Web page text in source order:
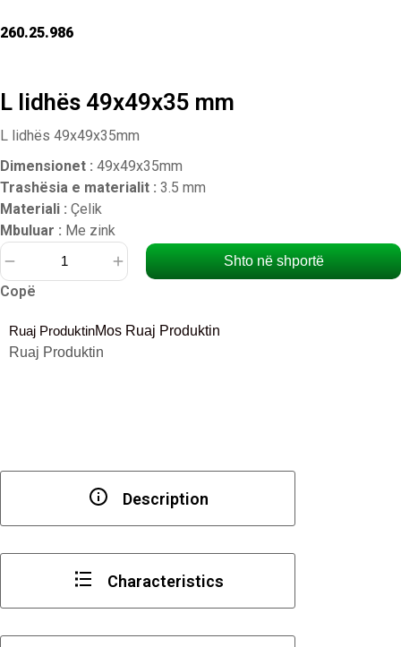
260.25.986
L lidhës 49x49x35 mm
L lidhës 49x49x35mm
Dimensionet : 49x49x35mm
Trashësia e materialit : 3.5 mm
Materiali : Çelik
Mbuluar : Me zink
L
49x49x35
mm
Shto në shportë
Copë
Ruaj ProduktinMos Ruaj Produktin
Ruaj Produktin
Description
Characteristics